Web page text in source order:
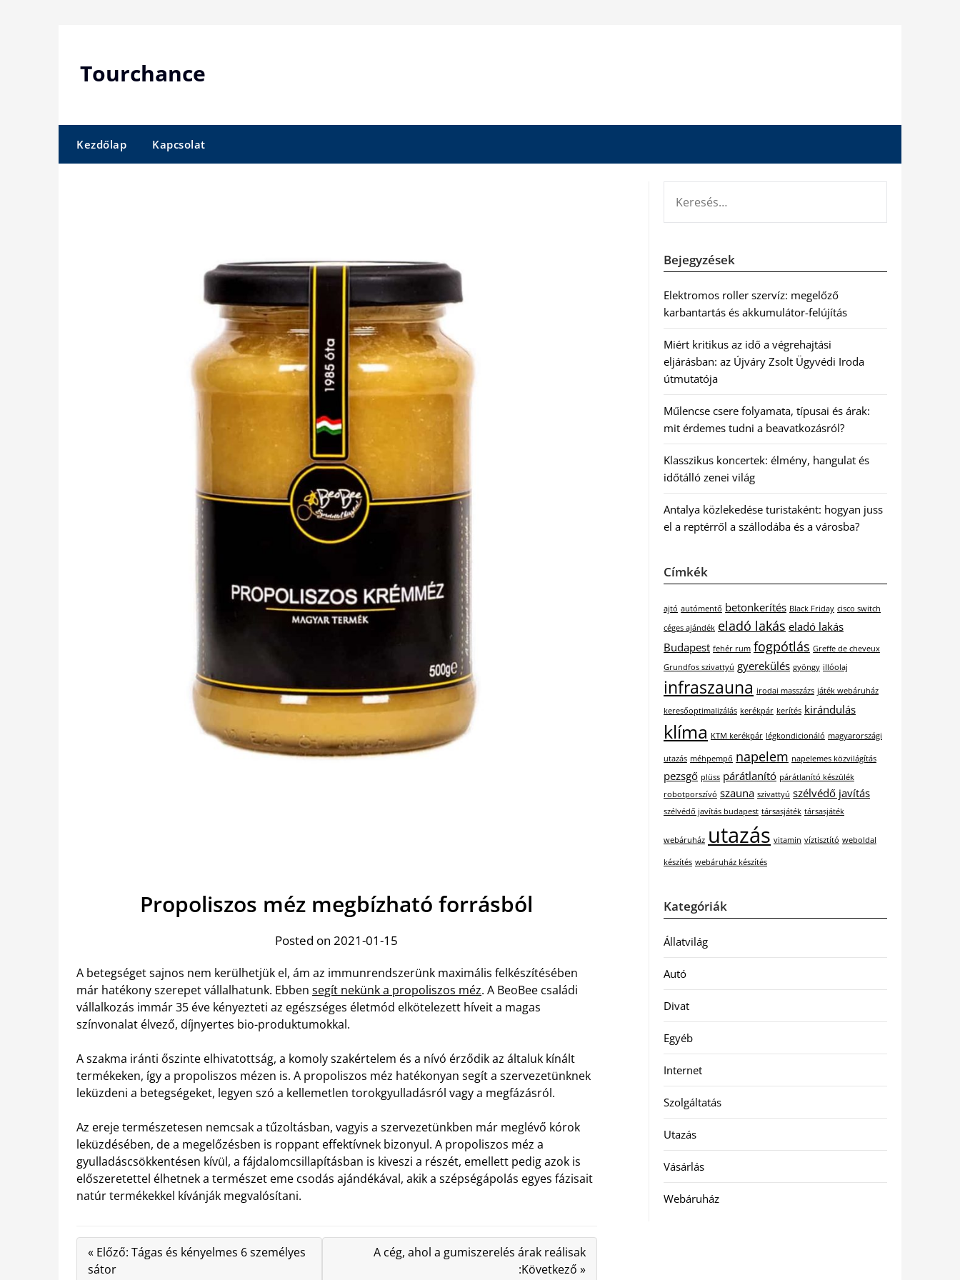
Tourchance
Kezdőlap Kapcsolat
Propoliszos méz megbízható forrásból
Posted on 2021-01-15
A betegséget sajnos nem kerülhetjük el, ám az immunrendszerünk maximális felkészítésében
már hatékony szerepet vállalhatunk. Ebben segít nekünk a propoliszos méz. A BeoBee családi
vállalkozás immár 35 éve kényezteti az egészséges életmód elkötelezett híveit a magas
színvonalat élvező, díjnyertes bio-produktumokkal.
A szakma iránti őszinte elhivatottság, a komoly szakértelem és a nívó érződik az általuk kínált
termékeken, így a propoliszos mézen is. A propoliszos méz hatékonyan segít a szervezetünknek
leküzdeni a betegségeket, legyen szó a kellemetlen torokgyulladásról vagy a megfázásról.
Az ereje természetesen nemcsak a tűzoltásban, vagyis a szervezetünkben már meglévő kórok
leküzdésében, de a megelőzésben is roppant effektívnek bizonyul. A propoliszos méz a
gyulladáscsökkentésen kívül, a fájdalomcsillapításban is kiveszi a részét, emellett pedig azok is
előszeretettel élhetnek a természet eme csodás ajándékával, akik a szépségápolás egyes fázisait
natúr termékekkel kívánják megvalósítani.
« Előző: Tágas és kényelmes 6 személyes
sátor
A cég, ahol a gumiszerelés árak reálisak
:Következő »
Bejegyzések
Elektromos roller szervíz: megelőző
karbantartás és akkumulátor-felújítás
Miért kritikus az idő a végrehajtási
eljárásban: az Újváry Zsolt Ügyvédi Iroda
útmutatója
Műlencse csere folyamata, típusai és árak:
mit érdemes tudni a beavatkozásról?
Klasszikus koncertek: élmény, hangulat és
időtálló zenei világ
Antalya közlekedése turistaként: hogyan juss
el a reptérről a szállodába és a városba?
Címkék
ajtó autómentő betonkerítés Black Friday cisco switch
céges ajándék eladó lakás eladó lakás
Budapest fehér rum fogpótlás Greffe de cheveux
Grundfos szivattyú gyerekülés gyöngy illóolaj
infraszauna irodai masszázs játék webáruház
keresőoptimalizálás kerékpár kerítés kirándulás
klíma KTM kerékpár légkondicionáló magyarországi
utazás méhpempő napelem napelemes közvilágítás
pezsgő plüss párátlanító párátlanító készülék
robotporszívó szauna szivattyú szélvédő javítás
szélvédő javítás budapest társasjáték társasjáték
webáruház utazás vitamin víztisztító weboldal
készítés webáruház készítés
Kategóriák
Állatvilág
Autó
Divat
Egyéb
Internet
Szolgáltatás
Utazás
Vásárlás
Webáruház